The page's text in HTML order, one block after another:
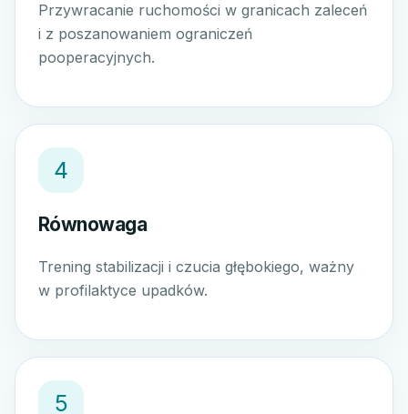
Przywracanie ruchomości w granicach zaleceń
i z poszanowaniem ograniczeń
pooperacyjnych.
4
Równowaga
Trening stabilizacji i czucia głębokiego, ważny
w profilaktyce upadków.
5